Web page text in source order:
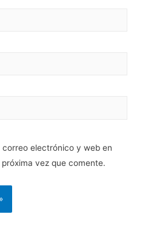
correo electrónico y web en
vez que comente.